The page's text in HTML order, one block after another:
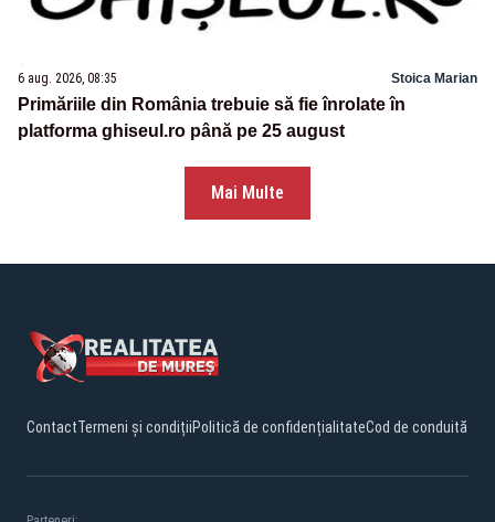
6 aug. 2026, 08:35 Stoica Marian
Primăriile din România trebuie să fie înrolate în
platforma ghiseul.ro până pe 25 august
Mai Multe
ContactTermeni și condițiiPolitică de confidențialitateCod de conduită